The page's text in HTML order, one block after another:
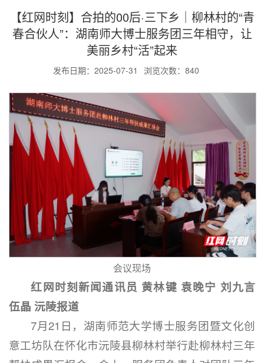
【红网时刻】合拍的00后·三下乡｜柳林村的“青
春合伙人”：湖南师大博士服务团三年相守，让
美丽乡村“活”起来
发布日期：2025-07-31 浏览次数： 840
会议现场
红网时刻新闻通讯员 黄林键 袁晚宁 刘九言
伍晶 沅陵报道
7月21日，湖南师范大学博士服务团暨文化创
意工坊队在怀化市沅陵县柳林村举行赴柳林村三年